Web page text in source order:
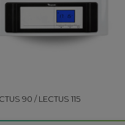
90 / LECTUS 115